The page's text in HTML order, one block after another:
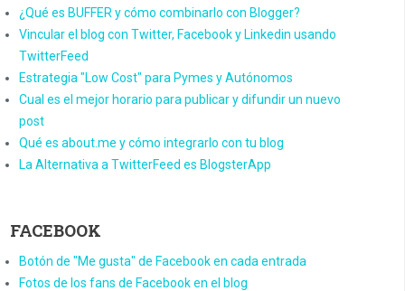
¿Qué es BUFFER y cómo combinarlo con Blogger?
Vincular el blog con Twitter, Facebook y Linkedin usando
TwitterFeed
Estrategia "Low Cost" para Pymes y Autónomos
Cual es el mejor horario para publicar y difundir un nuevo
post
Qué es about.me y cómo integrarlo con tu blog
La Alternativa a TwitterFeed es BlogsterApp
FACEBOOK
Botón de "Me gusta" de Facebook en cada entrada
Fotos de los fans de Facebook en el blog